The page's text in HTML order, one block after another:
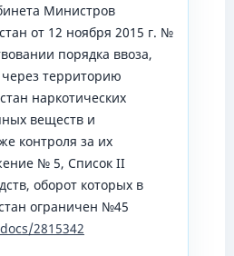
Министров
от 12 ноября 2015 г. №
порядка ввоза,
территорию
наркотических
веществ и
контроля за их
№ 5, Список II
оборот которых в
ограничен №45
2815342